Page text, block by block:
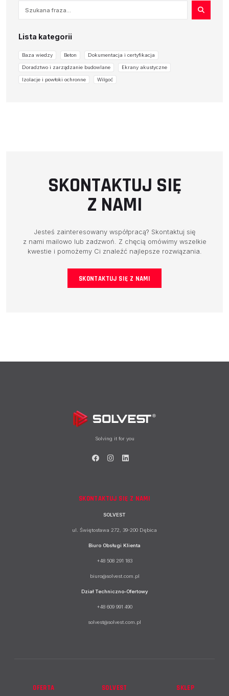
O NAS
OFERTA
PRODUCENCI
BAZA WIEDZY
KONTAKT
Lista kategorii
Baza wiedzy Beton Dokumentacja i certyfikacja
Doradztwo i zarządzanie budowlane Ekrany akustyczne
Izolacje i powłoki ochronne Wilgoć
SKONTAKTUJ SIĘ
Z NAMI
Jesteś zainteresowany współpracą? Skontaktuj się
z nami mailowo lub zadzwoń. Z chęcią omówimy wszelkie
kwestie i pomożemy Ci znaleźć najlepsze rozwiązania.
SKONTAKTUJ SIĘ Z NAMI
Solving it for you
SKONTAKTUJ SIĘ Z NAMI
SOLVEST
ul. Świętosława 272, 39-200 Dębica
Biuro Obsługi Klienta
+48 508 291 183
biuro@solvest.com.pl
Dział Techniczno-Ofertowy
+48 609 991 490
solvest@solvest.com.pl
OFERTA SOLVEST SKLEP